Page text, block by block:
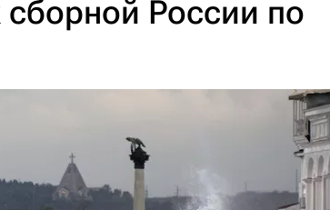
России по